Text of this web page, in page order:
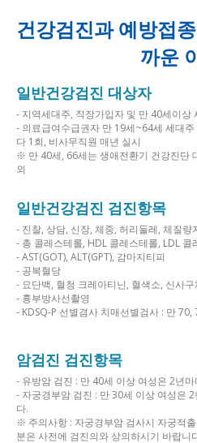
건강검진과 예방접
까운
일반건강검진 대상자
- 지역세대주, 직장가입자 및 만 40세이상
- 의료급여수급권자 만 19세~64세 세대
다 1회, 비사무직원 매년 실시
※ 만 40세, 66세는 생애전환기 건강진단
외
일반건강검진 검진항목
- 진찰, 상담, 신장, 체중, 허리둘레, 체질량
- 총 콜레스테롤, HDL 콜레스테롤, LDL
- AST(GOT), ALT(GPT), 감마지티피
- 공복혈당
- 요단백, 혈청 크레아티닌, 혈색소, 신사구
- 흉부방사선촬영
- KDSQ-P 선별겸사 치매선별검사 : 만 70,
암검진 검진항목
- 유방암 검진 : 만 40세 이상 여성은 2년
- 자궁경부암 검진 : 만 30세 이상 여성은
다.
※ 주의사항 : 자궁경부암 검사시 자궁적
분은 사전에 검진의와 상의하시기 바랍니